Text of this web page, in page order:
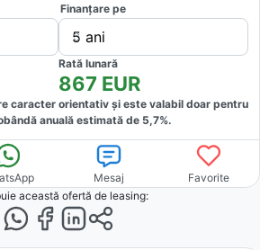
Finanțare pe
5 ani
Rată lunară
867 EUR
caracter orientativ și este valabil doar pentru
anuală estimată de 5,7%.
Mesaj
Favorite
această ofertă de leasing: